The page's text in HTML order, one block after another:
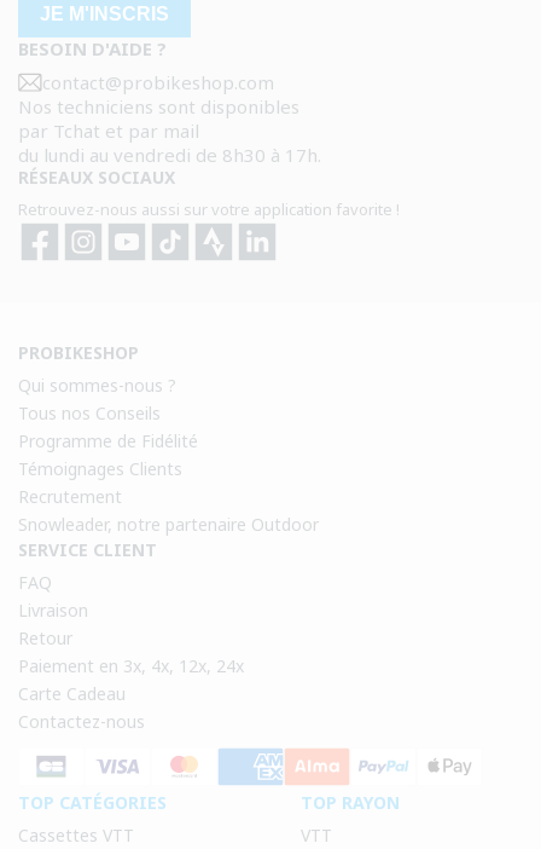
JE M'INSCRIS
BESOIN D'AIDE ?
contact@probikeshop.com
Nos techniciens sont disponibles
par Tchat et par mail
du lundi au vendredi de 8h30 à 17h.
RÉSEAUX SOCIAUX
Retrouvez-nous aussi sur votre application favorite !
FacebookInstagramYouTubeTikTok Strava Strava
PROBIKESHOP
Qui sommes-nous ?
Tous nos Conseils
Programme de Fidélité
Témoignages Clients
Recrutement
Snowleader, notre partenaire Outdoor
SERVICE CLIENT
FAQ
Livraison
Retour
Paiement en 3x, 4x, 12x, 24x
Carte Cadeau
Contactez-nous
TOP CATÉGORIES
Cassettes VTT
TOP RAYON
VTT